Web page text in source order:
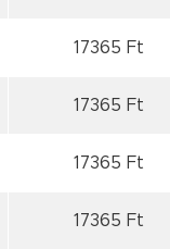
17365 Ft
17365 Ft
17365 Ft
17365 Ft